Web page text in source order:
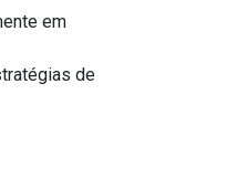
em
de